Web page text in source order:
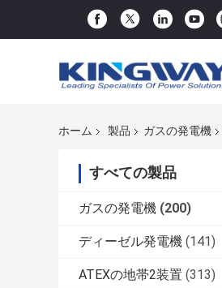
ホーム 製品 ガスの発電機
すべての製品
ガスの発電機 (200)
ディーゼル発電機 (141)
ATEXの地帯2装置 (313)